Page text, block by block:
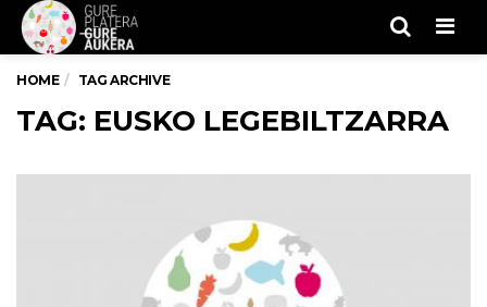
HOME TAG ARCHIVE
TAG: EUSKO LEGEBILTZARRA